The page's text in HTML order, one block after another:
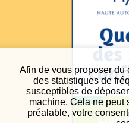
Afin de vous proposer du
des statistiques de
susceptibles de
machine. Cela ne peut
préalable, votre